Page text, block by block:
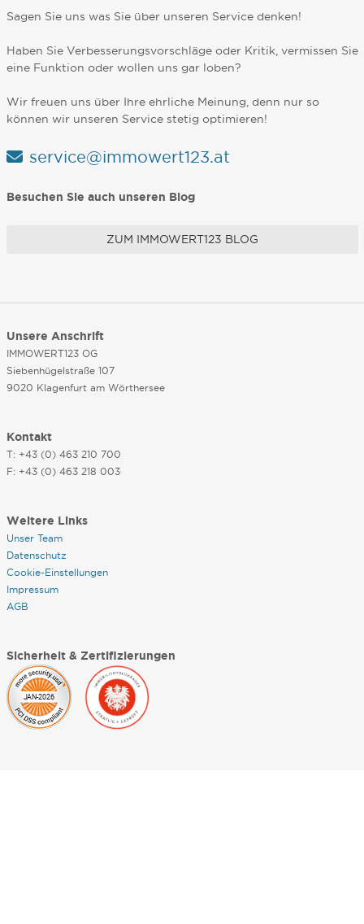
Sagen Sie uns was Sie über unseren Service denken!
Haben Sie Verbesserungsvorschläge oder Kritik, vermissen Sie
eine Funktion oder wollen uns gar loben?
Wir freuen uns über Ihre ehrliche Meinung, denn nur so
können wir unseren Service stetig optimieren!
service@immowert123.at
Besuchen Sie auch unseren Blog
ZUM IMMOWERT123 BLOG
Unsere Anschrift
IMMOWERT123 OG
Siebenhügelstraße 107
9020 Klagenfurt am Wörthersee
Kontakt
T: +43 (0) 463 210 700
F: +43 (0) 463 218 003
Weitere Links
Unser Team
Datenschutz
Cookie-Einstellungen
Impressum
AGB
Sicherheit & Zertifizierungen